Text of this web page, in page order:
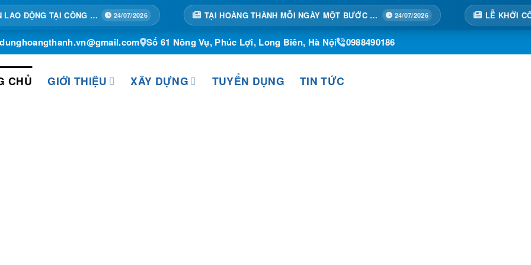
TẬP HUẤN AN TOÀN LAO ĐỘNG TẠI CÔNG TRÌNH 24/07/2026 TẠI HOÀNG THÀNH MỖI NGÀY MỘT BƯỚC TIẾN 24/07/2026
Số 61 Nông Vụ, Phúc Lợi, Long Biên, Hà Nội 0988490186
CHỦ GIỚI THIỆU XÂY DỰNG TUYỂN DỤNG TIN TỨC